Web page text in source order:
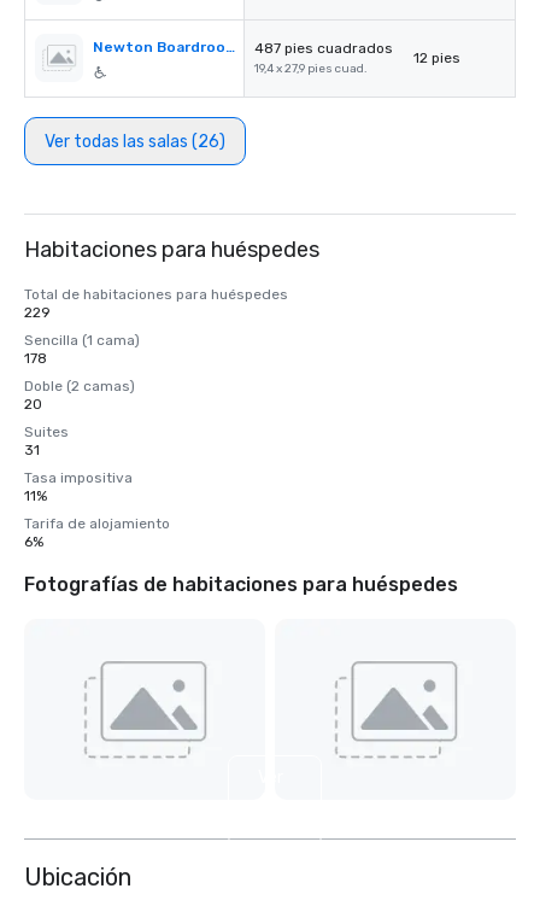
Newton Boardroom 487 pies cuadrados
19,4 x 27,9 pies cuad.
12 pies
Ver todas las salas (26)
Habitaciones para huéspedes
Total de habitaciones para huéspedes
229
Sencilla (1 cama)
178
Doble (2 camas)
20
Suites
31
Tasa impositiva
11%
Tarifa de alojamiento
6%
Fotografías de habitaciones para huéspedes
Ubicación